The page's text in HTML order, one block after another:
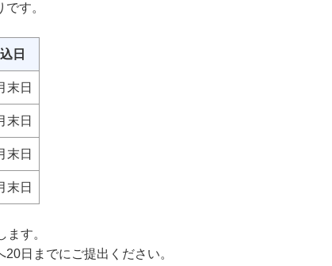
す。
日
末日
末日
末日
末日
す。
日までにご提出ください。